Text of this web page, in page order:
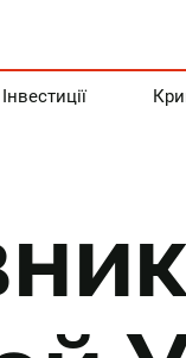
Інвестиції